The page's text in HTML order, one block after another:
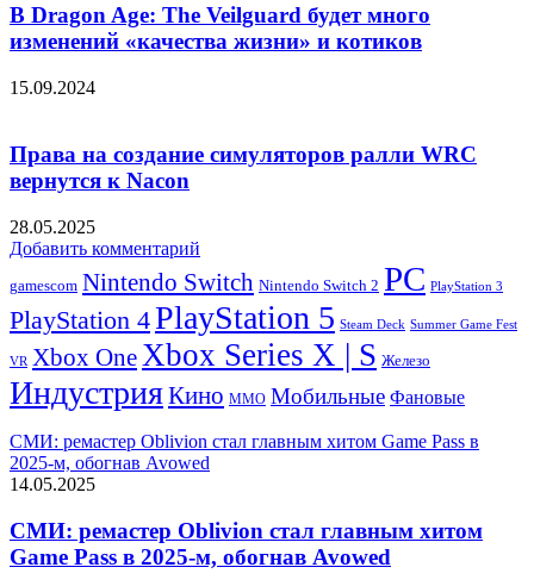
В Dragon Age: The Veilguard будет много
изменений «качества жизни» и котиков
15.09.2024
Права на создание симуляторов ралли WRC
вернутся к Nacon
28.05.2025
Добавить комментарий
gamescom Nintendo Switch Nintendo Switch 2 PC PlayStation 3
PlayStation 4PlayStation 5 Steam Deck Summer Game Fest
VR Xbox OneXbox Series X | S Железо
ИндустрияКино ММО Мобильные Фановые
СМИ: ремастер Oblivion стал главным хитом Game Pass в
2025-м, обогнав Avowed
14.05.2025
СМИ: ремастер Oblivion стал главным хитом
Game Pass в 2025-м, обогнав Avowed